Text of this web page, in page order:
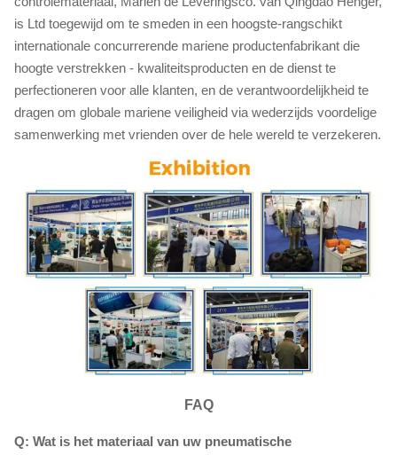
is Ltd toegewijd om te smeden in een hoogste-rangschikt
internationale concurrerende mariene productenfabrikant die
hoogte verstrekken - kwaliteitsproducten en de dienst te
perfectioneren voor alle klanten, en de verantwoordelijkheid te
dragen om globale mariene veiligheid via wederzijds voordelige
samenwerking met vrienden over de hele wereld te verzekeren.
FAQ
Q: Wat is het materiaal van uw pneumatische